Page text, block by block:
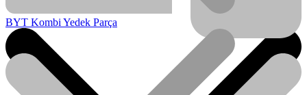
BYT Kombi Yedek Parça